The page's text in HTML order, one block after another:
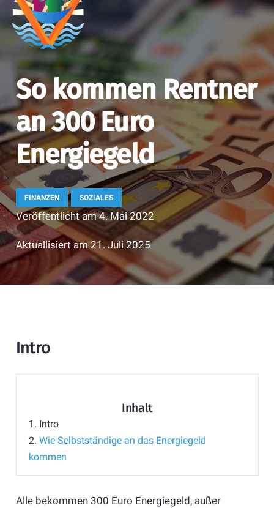
So kommen Rentner
an 300 Euro
Energiegeld
FINANZEN SOZIALES
Veröffentlicht am4. Mai 2022
Aktuallisiert am 21. Juli 2025
Intro
Inhalt
1. Intro
2. Wie Selbstständige an das Energiegeld
kommen
Alle bekommen 300 Euro Energiegeld, außer